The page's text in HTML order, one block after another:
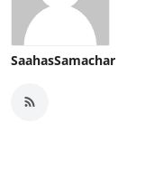
SaahasSamachar